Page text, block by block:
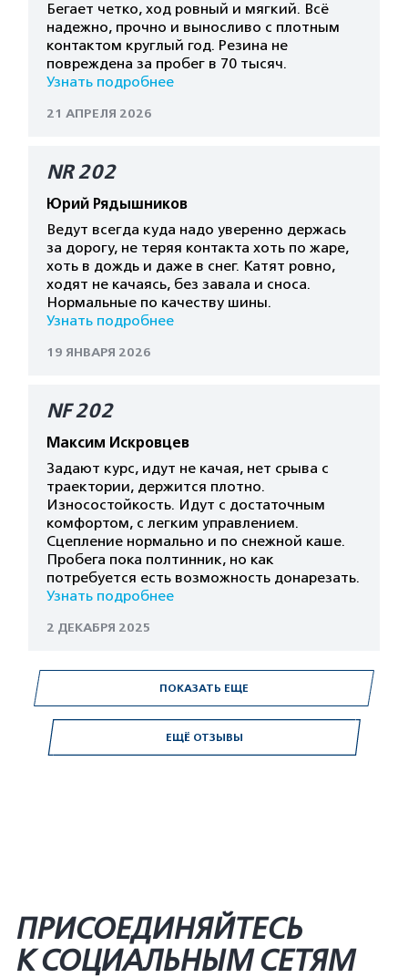
ЕЩЁ ОТЗЫВЫ
Бегает четко, ход ровный и мягкий. Всё
надежно, прочно и выносливо с плотным
контактом круглый год. Резина не
повреждена за пробег в 70 тысяч.
Узнать подробнее
21 АПРЕЛЯ 2026
NR 202
Юрий Рядышников
Ведут всегда куда надо уверенно держась
за дорогу, не теряя контакта хоть по жаре,
хоть в дождь и даже в снег. Катят ровно,
ходят не качаясь, без завала и сноса.
Нормальные по качеству шины.
Узнать подробнее
19 ЯНВАРЯ 2026
NF 202
Максим Искровцев
Задают курс, идут не качая, нет срыва с
траектории, держится плотно.
Износостойкость. Идут с достаточным
комфортом, с легким управлением.
Сцепление нормально и по снежной каше.
Пробега пока полтинник, но как
потребуется есть возможность донарезать.
Узнать подробнее
2 ДЕКАБРЯ 2025
ПОКАЗАТЬ ЕЩЕ
ПРИСОЕДИНЯЙТЕСЬ
К СОЦИАЛЬНЫМ СЕТЯМ